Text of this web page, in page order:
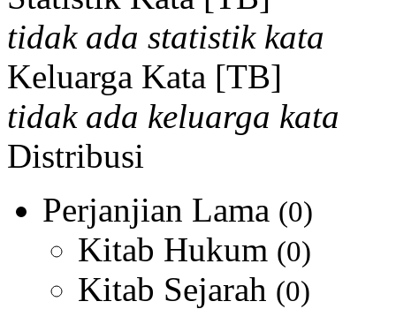
tidak ada statistik kata
Keluarga Kata [TB]
tidak ada keluarga kata
Distribusi
Perjanjian Lama (0)
Kitab Hukum (0)
Kitab Sejarah (0)